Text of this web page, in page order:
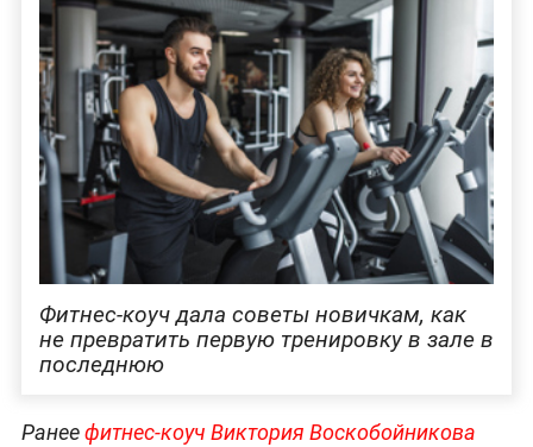
Фитнес-коуч дала советы новичкам, как
не превратить первую тренировку в зале в
последнюю
Ранеефитнес-коуч Виктория Воскобойникова